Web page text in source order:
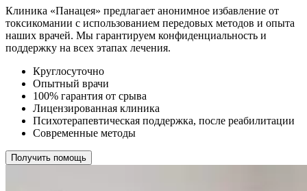
Клиника «Панацея» предлагает анонимное избавление от
токсикомании с использованием передовых методов и опыта
наших врачей. Мы гарантируем конфиденциальность и
поддержку на всех этапах лечения.
Круглосуточно
Опытный врачи
100% гарантия от срыва
Лицензированная клиника
Психотерапевтическая поддержка, после реабилитации
Современные методы
Получить помощь